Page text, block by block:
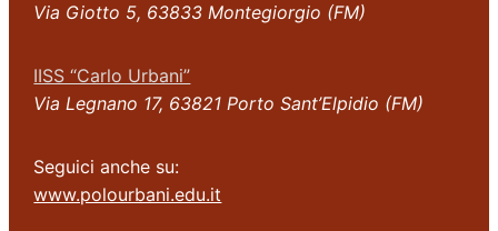
Via Giotto 5, 63833 Montegiorgio (FM)
IISS “Carlo Urbani”
Via Legnano 17, 63821 Porto Sant’Elpidio (FM)
Seguici anche su:
www.polourbani.edu.it